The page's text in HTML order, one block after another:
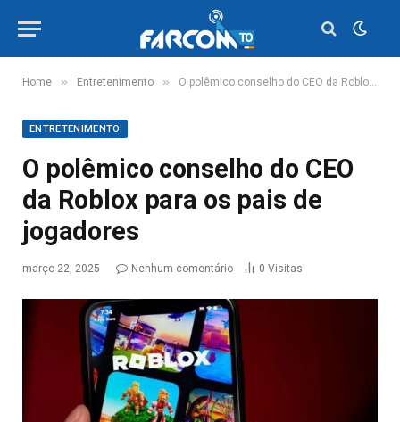
Home » Entretenimento » O polêmico conselho do CEO da Roblox para os pais de jogadores
ENTRETENIMENTO
O polêmico conselho do CEO
da Roblox para os pais de
jogadores
março 22, 2025 Nenhum comentário 0 Visitas